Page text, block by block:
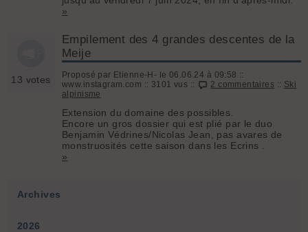
»
13 votes
Empilement des 4 grandes descentes de la
Meije
Proposé par Etienne-H- le 06.06.24 à 09:58 ::
www.instagram.com :: 3101 vus ::
2 commentaires :: Ski
alpinisme
Extension du domaine des possibles.
Encore un gros dossier qui est plié par le duo
Benjamin Védrines/Nicolas Jean, pas avares de
monstruosités cette saison dans les Ecrins .
»
Archives
2026